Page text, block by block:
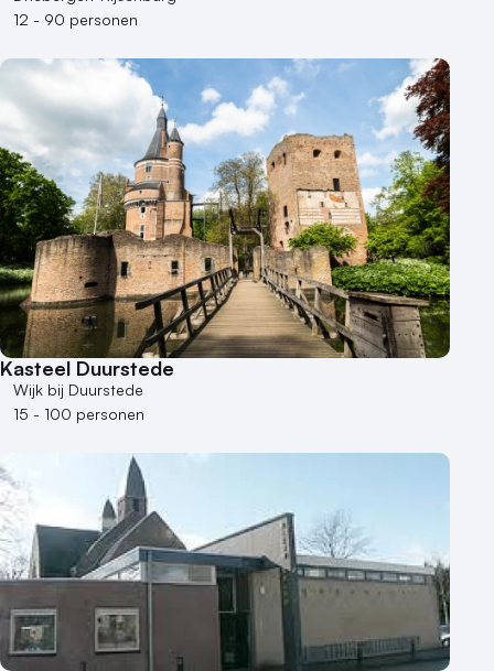
12 - 90 personen
Kasteel Duurstede
Wijk bij Duurstede
15 - 100 personen